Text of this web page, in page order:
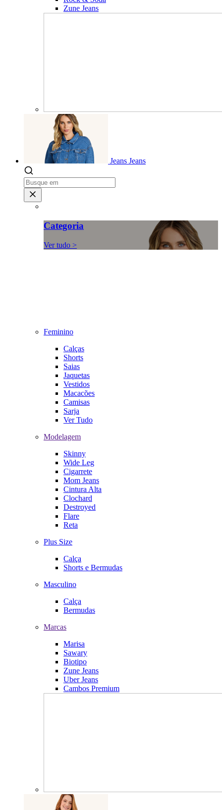
Zune Jeans
Jeans Jeans
Categoria
Ver tudo >
Feminino
Calças
Shorts
Saias
Jaquetas
Vestidos
Macacões
Camisas
Sarja
Ver Tudo
Modelagem
Skinny
Wide Leg
Cigarrete
Mom Jeans
Cintura Alta
Clochard
Destroyed
Flare
Reta
Plus Size
Calça
Shorts e Bermudas
Masculino
Calça
Bermudas
Marcas
Marisa
Sawary
Biotipo
Zune Jeans
Uber Jeans
Cambos Premium